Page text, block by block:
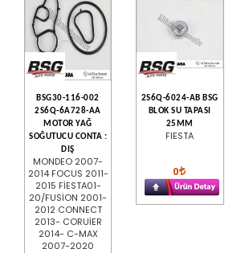
BSG30-116-002
2S6Q-6A728-AA
MOTOR YAĞ
SOĞUTUCU CONTA :
DIŞ
MONDEO 2007-
2014 FOCUS 2011-
2015 FİESTA01-
20/FUSİON 2001-
2012 CONNECT
2013- CORUİER
2014- C-MAX
2007-2020
2S6Q-6024-AB BSG
BLOK SU TAPASI
25MM
FIESTA
0